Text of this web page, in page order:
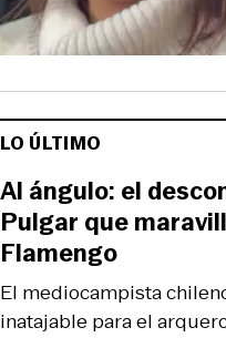
LO ÚLTIMO
El mediocampista
inatajable para el
Al ángulo: el
Pulgar que
Flamengo